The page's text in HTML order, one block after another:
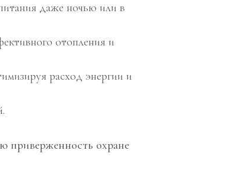
даже ночью или в
отопления и
расход энергии и
приверженность охране